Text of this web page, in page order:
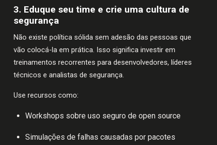
3. Eduque seu time e crie uma cultura de
segurança
Não existe política sólida sem adesão das pessoas que
vão colocá-la em prática. Isso significa investir em
treinamentos recorrentes para desenvolvedores, líderes
técnicos e analistas de segurança.
Use recursos como:
Workshops sobre uso seguro de open source
Simulações de falhas causadas por pacotes